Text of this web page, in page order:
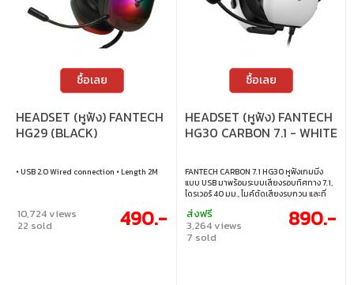
ซื้อเลย
HEADSET (หูฟัง) FANTECH
HG29 (BLACK)
• USB 2.0 Wired connection • Length 2M
10,724 views
22 sold 490.-
ซื้อเลย
HEADSET (หูฟัง) FANTECH
HG30 CARBON 7.1 - WHITE
FANTECH CARBON 7.1 HG30 หูฟังเกมมิ่ง
แบบ USB มาพร้อมระบบเสียงรอบทิศทาง 7.1,
ไดรเวอร์ 40 มม., ไมค์ตัดเสียงรบกวน และที่
PS4/PS5 และ Switch ครบจบทั้งเสียง ควบคุม
และความสบายในตัวเดียว • เชื่อมต่อผ่านสาย
USB-A • ไดรเวอร์ขนาด 40 มม. ปรับจูนพิเศษ
ส่งฟรี
3,264 views
7 sold
890.-